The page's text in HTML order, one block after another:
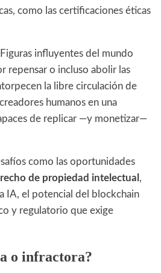
como las certificaciones éticas
influyentes del mundo
repensar o incluso abolir las
la libre circulación de
humanos en una
de replicar —y monetizar—
como las oportunidades
de propiedad intelectual ,
IA, el potencial del blockchain
y regulatorio que exige
o infractora?